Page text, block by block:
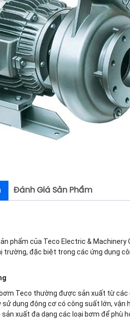
Đánh Giá Sản Phẩm
phẩm của Teco Electric &
trường, đặc biệt trong các ứng dụng
Teco thường được sản xuất từ
sử dụng động cơ có công suất lớn,
sản xuất đa dạng các loại bơm để